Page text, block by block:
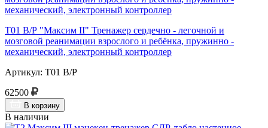
Т01 В/Р "Максим II" Тренажер сердечно - легочной и
мозговой реанимации взрослого и ребёнка, пружинно -
механический, электронный контроллер
Артикул: Т01 В/Р
62500
В корзину
В наличии